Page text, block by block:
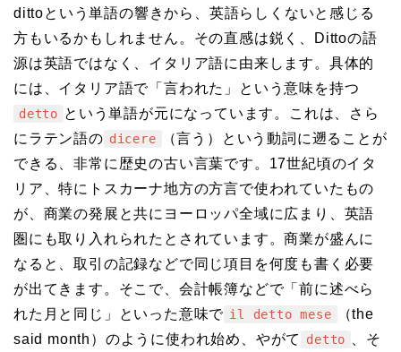
dittoという単語の響きから、英語らしくないと感じる
方もいるかもしれません。その直感は鋭く、Dittoの語
源は英語ではなく、イタリア語に由来します。具体的
には、イタリア語で「言われた」という意味を持つ
detto という単語が元になっています。これは、さら
にラテン語の dicere
（言う）という動詞に遡ることが
できる、非常に歴史の古い言葉です。17世紀頃のイタ
リア、特にトスカーナ地方の方言で使われていたもの
が、商業の発展と共にヨーロッパ全域に広まり、英語
圏にも取り入れられたとされています。商業が盛んに
なると、取引の記録などで同じ項目を何度も書く必要
が出てきます。そこで、会計帳簿などで「前に述べら
れた月と同じ」といった意味で il detto mese
（the
said month）のように使われ始め、やがて
detto
、そ